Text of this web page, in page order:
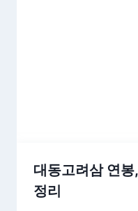
대동고려삼 연
정리